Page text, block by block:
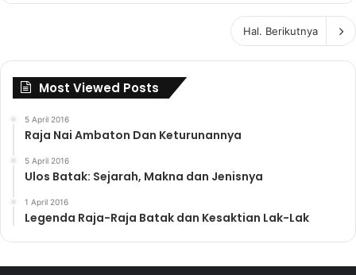
Hal. Berikutnya
Most Viewed Posts
5 April 2016
Raja Nai Ambaton Dan Keturunannya
5 April 2016
Ulos Batak: Sejarah, Makna dan Jenisnya
1 April 2016
Legenda Raja-Raja Batak dan Kesaktian Lak-Lak